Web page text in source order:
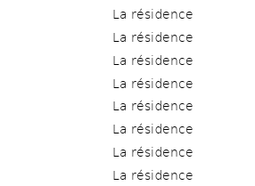
La résidence
La résidence
La résidence
La résidence
La résidence
La résidence
La résidence
La résidence